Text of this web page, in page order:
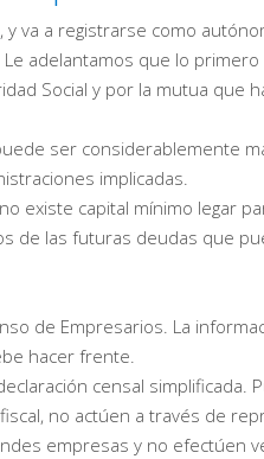
, y va a registrarse como
adelantamos que lo primero
Social y por la mutua que
ser considerablemente
implicadas.
existe capital mínimo legar
de las futuras deudas que
de Empresarios. La
hacer frente.
censal simplificada.
no actúen a través de
empresas y no efectúen